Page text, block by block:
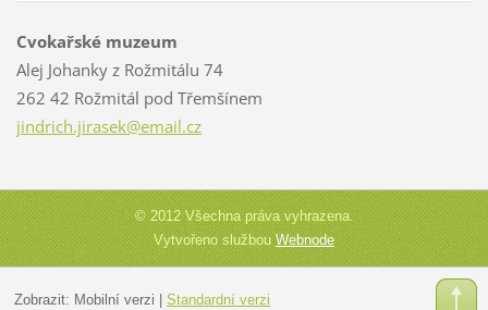
Cvokařské muzeum
Alej Johanky z Rožmitálu 74
262 42 Rožmitál pod Třemšínem
jindrich.jirasek@email.cz
© 2012 Všechna práva vyhrazena.
Vytvořeno službouWebnode
Zobrazit: Mobilní verzi Standardní verzi